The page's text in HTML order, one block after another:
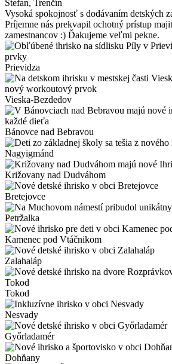
Štefan, Trenčín
Vysoká spokojnosť s dodávaním detských
Príjemne nás prekvapil ochotný prístup
zamestnancov :) Ďakujeme veľmi pekne.
Prievidza
Vieska-Bezdedov
Bánovce nad Bebravou
Nagyigmánd
Križovany nad Dudváhom
Bretejovce
Petržalka
Kamenec pod Vtáčnikom
Zalahaláp
Tokod
Nesvady
Győrladamér
Dohňany